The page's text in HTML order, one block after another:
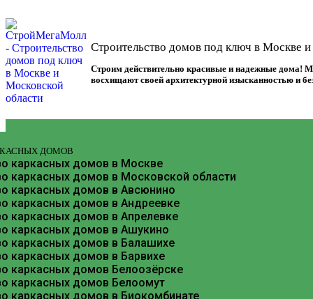
Строительство домов под ключ в Москве
Строим действительно красивые и надежные дома!
восхищают своей архитектурной изысканностью и
ДОМОВ
каркасных домов в Москве
каркасных домов в Московской области
каркасных домов в Авсюнино
каркасных домов в Андреевке
каркасных домов в Апрелевке
каркасных домов в Ашукино
каркасных домов в Балашихе
каркасных домов в Барвихе
каркасных домов Белоозёрске
каркасных домов Белоомут
каркасных домов в Биокомбинате
Строительство
Наукоград Фрязино, расположенный всего в 25
инфраструктура и наличие промышленных зон
(Старая Слобода, Чижово), технология